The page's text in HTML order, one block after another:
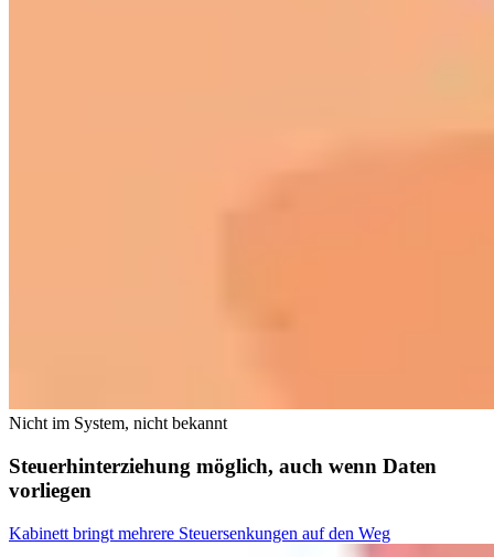
Nicht im System, nicht bekannt
Steuerhinterziehung möglich, auch wenn Daten
vorliegen
Kabinett bringt mehrere Steuersenkungen auf den Weg